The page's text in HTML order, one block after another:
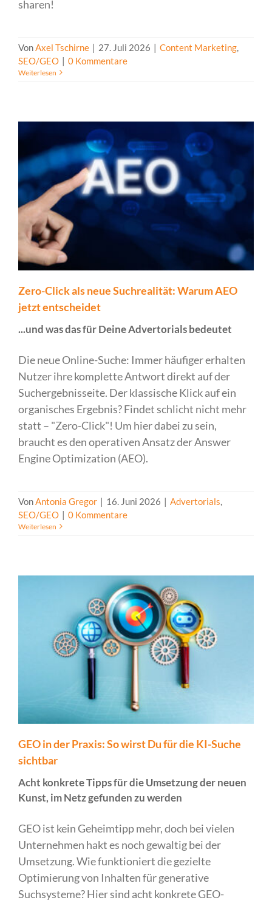
sharen!
VonAxel Tschirne | 27. Juli 2026 | Content Marketing,
SEO/GEO | 0 Kommentare
Weiterlesen
Zero-Click als neue Suchrealität: Warum AEO
jetzt entscheidet
...und was das für Deine Advertorials bedeutet
Die neue Online-Suche: Immer häufiger erhalten
Nutzer ihre komplette Antwort direkt auf der
Suchergebnisseite. Der klassische Klick auf ein
organisches Ergebnis? Findet schlicht nicht mehr
statt – "Zero-Click"! Um hier dabei zu sein,
braucht es den operativen Ansatz der Answer
Engine Optimization (AEO).
Von Antonia Gregor | 16. Juni 2026 | Advertorials
SEO/GEO | 0 Kommentare
Weiterlesen
GEO in der Praxis: So wirst Du für die KI-Suche
sichtbar
Acht konkrete Tipps für die Umsetzung der neuen
Kunst, im Netz gefunden zu werden
GEO ist kein Geheimtipp mehr, doch bei vielen
Unternehmen hakt es noch gewaltig bei der
Umsetzung. Wie funktioniert die gezielte
Optimierung von Inhalten für generative
Suchsysteme? Hier sind acht konkrete GEO-